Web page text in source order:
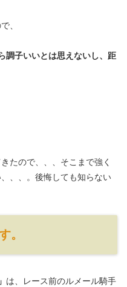
、
調子いいとは思えないし、距
たので、、、そこまで強く
、、。後悔しても知らない
。
は、レース前のルメール騎手